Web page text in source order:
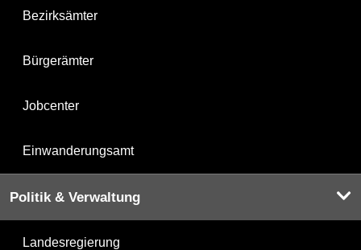
Bezirksämter
Bürgerämter
Jobcenter
Einwanderungsamt
Politik & Verwaltung
Landesregierung